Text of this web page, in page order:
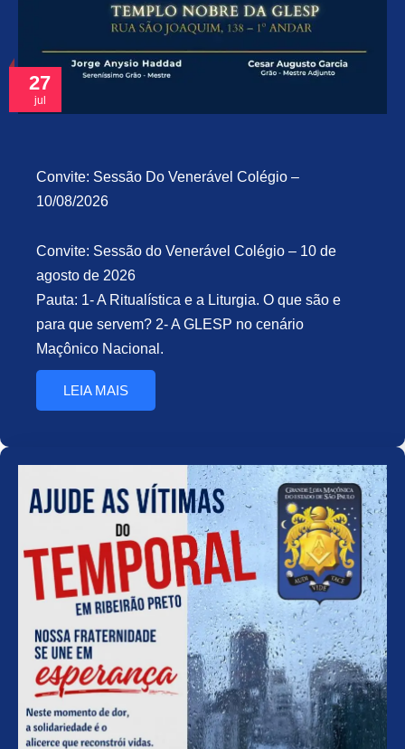
27
jul
Convite: Sessão Do Venerável Colégio –
10/08/2026
Convite: Sessão do Venerável Colégio – 10 de
agosto de 2026
Pauta: 1- A Ritualística e a Liturgia. O que são e
para que servem? 2- A GLESP no cenário
Maçônico Nacional.
LEIA MAIS